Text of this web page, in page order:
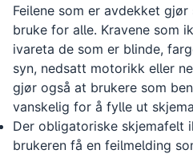
Feilene som er avdekket
bruke for alle. Kravene som
ivareta de som er blinde,
syn, nedsatt motorikk eller
gjør også at brukere som
vanskelig for å fylle ut
Der obligatoriske skjemafelt
brukeren få en feilmelding